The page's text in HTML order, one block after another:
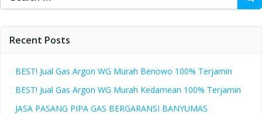
for:
Recent Posts
BEST! Jual Gas Argon WG Murah Benowo 100% Terjamin
BEST! Jual Gas Argon WG Murah Kedamean 100% Terjamin
JASA PASANG PIPA GAS BERGARANSI BANYUMAS